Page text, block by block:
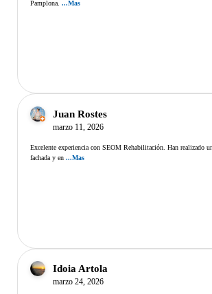
Pamplona. ...Mas
Juan Rostes
marzo 11, 2026
Excelente experiencia con SEOM Rehabilitación. Han realizado
fachada y en...Mas
Idoia Artola
marzo 24, 2026